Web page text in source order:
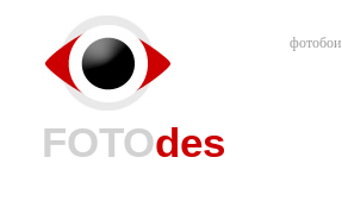
фотобои
FOTOdes